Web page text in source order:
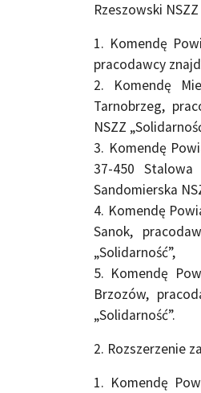
Rzeszowski
1. Komendę
pracodawcy
2. Komendę
Tarnobrzeg,
NSZZ
3. Komendę
37-450
Sandomierska
4. Komendę
Sanok,
„Solidarność”,
5. Komendę
Brzozów,
„Solidarność”.
2. Rozszerzenie
1. Komendę